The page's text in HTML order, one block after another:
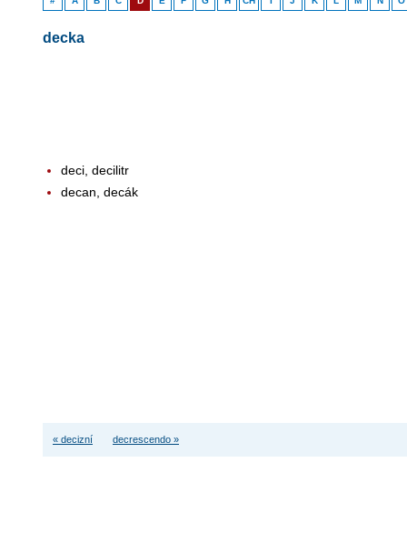
decka
deci, decilitr
decan, decák
« decizní decrescendo »